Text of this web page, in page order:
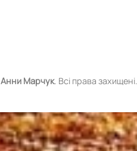
Анни Марчук. Всі права захищені.